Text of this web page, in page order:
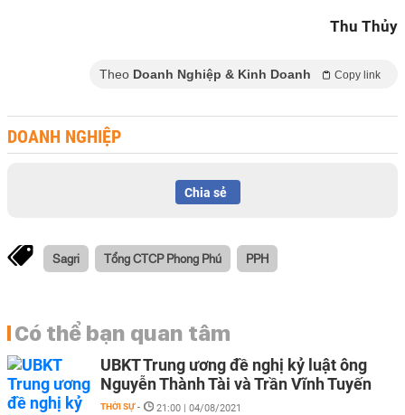
Thu Thủy
Theo Doanh Nghiệp & Kinh Doanh Copy link
DOANH NGHIỆP
Chia sẻ
Sagri Tổng CTCP Phong Phú PPH
Có thể bạn quan tâm
UBKT Trung ương đề nghị kỷ luật ông
Nguyễn Thành Tài và Trần Vĩnh Tuyến
THỜI SỰ - 21:00 | 04/08/2021